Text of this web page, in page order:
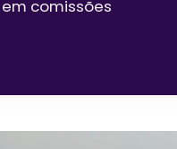
em comissões